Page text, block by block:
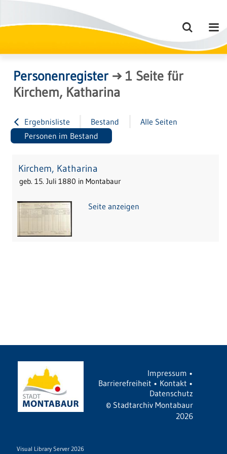
Personenregister→1 Seite für
Kirchem, Katharina
Ergebnisliste Bestand
Alle Seiten
Personen im Bestand
Kirchem, Katharina
geb. 15. Juli 1880 in Montabaur
Seite anzeigen
Impressum •
Barrierefreiheit • Kontakt •
Datenschutz
© Stadtarchiv Montabaur
2026
Visual Library Server 2026